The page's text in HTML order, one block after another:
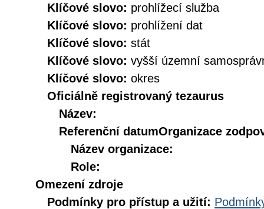
Klíčové slovo: prohlížecí služba
Klíčové slovo: prohlížení dat
Klíčové slovo: stát
Klíčové slovo: vyšší územní
Klíčové slovo: okres
Oficiálně registrovaný tezaurus
Název:
Referenční datumOrganizace
Název organizace:
Role:
Omezení zdroje
Podmínky pro přístup a užití: